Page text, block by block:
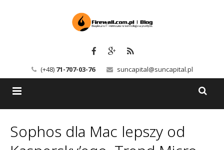
(+48) 71-707-03-76 suncapital@suncapital.pl
Backup-Solutions
Usługi
Sophos dla Mac lepszy od